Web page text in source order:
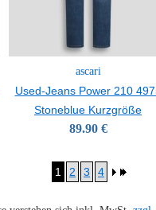
ascari
Used-Jeans Power 210
Stoneblue Kurzgröße
89.90 €
1 2 3 4